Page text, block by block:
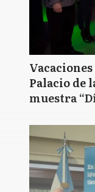
Palacio de
muestra